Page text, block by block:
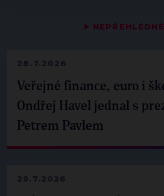
▶
28.7.2026
Veřejné finance, euro i
Ondřej Havel jednal s
Petrem Pavlem
29.7.2026